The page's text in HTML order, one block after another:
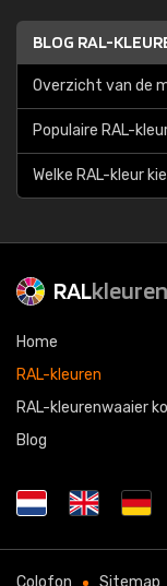
BLOG RAL-
Overzicht van de
Populaire RAL-
Welke RAL-kleur
RAL
Home
RAL-kleuren
RAL-kleurenwaaier
Blog
Colofon Sitemap